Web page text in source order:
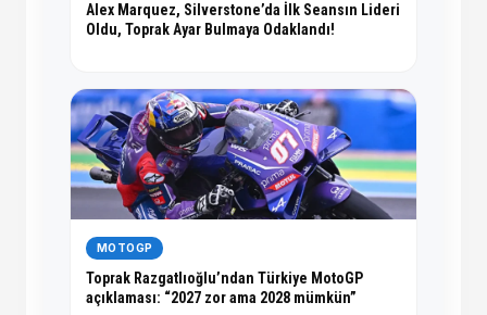
Alex Marquez, Silverstone’da İlk Seansın Lideri
Oldu, Toprak Ayar Bulmaya Odaklandı!
MOTOGP
Toprak Razgatlıoğlu’ndan Türkiye MotoGP
açıklaması: “2027 zor ama 2028 mümkün”